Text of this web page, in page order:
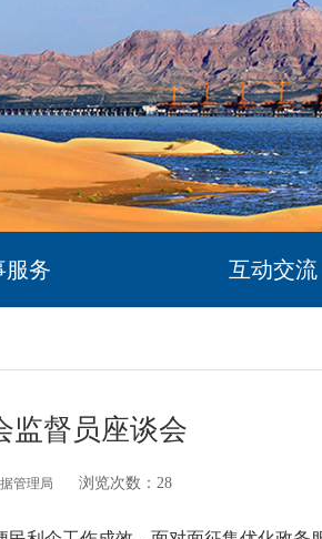
服务 互动交流
监督员座谈会
管理局 浏览次数： 28